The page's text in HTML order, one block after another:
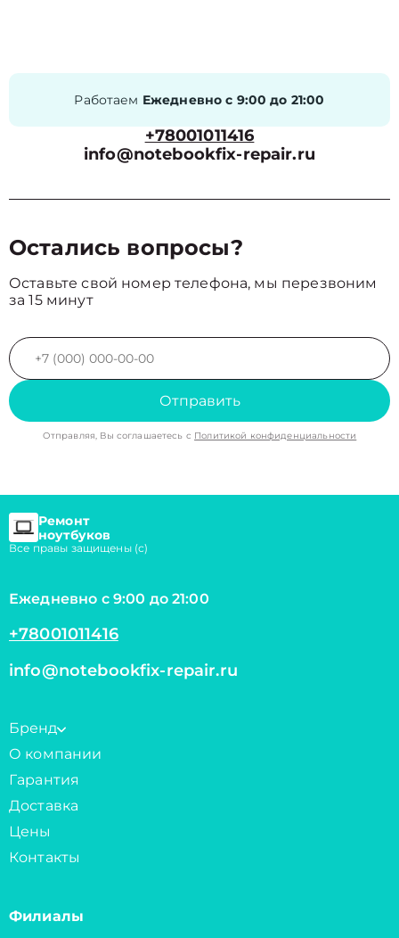
Работаем Ежедневно с 9:00 до 21:00
+78001011416
info@notebookfix-repair.ru
Остались вопросы?
Оставьте свой номер телефона, мы перезвоним
за 15 минут
Отправить
Отправляя, Вы соглашаетесь с Политикой конфиденциальности
Ремонт
ноутбуков
Все правы защищены (с)
Ежедневно с 9:00 до 21:00
+78001011416
info@notebookfix-repair.ru
Бренд
О компании
Гарантия
Доставка
Цены
Контакты
Филиалы